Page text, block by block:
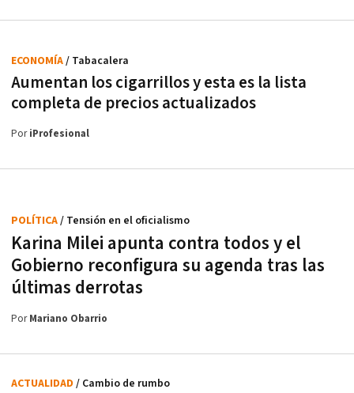
Aumentan los cigarrillos y esta es la lista
completa de precios actualizados
ECONOMÍA/ Tabacalera
PoriProfesional
Karina Milei apunta contra todos y el
Gobierno reconfigura su agenda tras las
últimas derrotas
POLÍTICA/ Tensión en el oficialismo
PorMariano Obarrio
ACTUALIDAD / Cambio de rumbo